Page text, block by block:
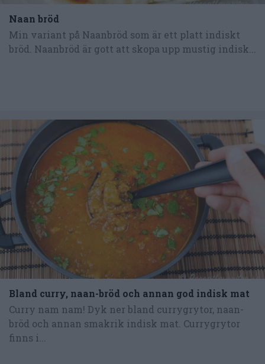
Naan bröd
Min variant på Naanbröd som är ett platt indiskt
bröd. Naanbröd är gott att skopa upp mustig indisk...
Bland curry, naan-bröd och annan god indisk mat
Curry nam nam! Dyk ner bland currygrytor, naan-
bröd och annan smakrik indisk mat. Currygrytor
finns i...